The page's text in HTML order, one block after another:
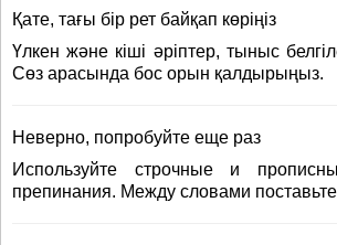
Қате, тағы бір рет байқап көріңіз
Үлкен және кіші әріптер, тыныс
Сөз арасында бос орын қалдырыңыз.
Неверно, попробуйте еще раз
Используйте строчные и
препинания. Между словами